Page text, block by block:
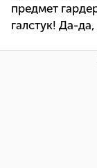
предмет
галстук! Да-